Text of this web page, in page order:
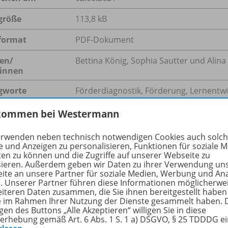
113,8 kB
PDF-Dokument
Bettina König, Sophia Sautter und Alina
Förderdiagnostik, Förderung,
Aufgabe von Grundschullehrkräften ist es, ihre
zu fördern. Angehende Lehrkräfte müssen das dazu
Fähigkeiten erst erwerben. Das Seminar STeP
Wissen direkt auch praktische Anwendung erfährt.
bei Westermann
neben technisch notwendigen Cookies auch
und Anzeigen zu personalisieren, Funktionen für soziale
zu können und die Zugriffe auf unserer Webseite zu
Außerdem geben wir Daten zu ihrer Verwendung
an unsere Partner für soziale Medien, Werbung und
Unserer Partner führen diese Informationen
Daten zusammen, die Sie ihnen bereitgestellt
im Rahmen Ihrer Nutzung der Dienste gesammelt haben.
des Buttons „Alle Akzeptieren“ willigen Sie in diese
gemäß Art. 6 Abs. 1 S. 1 a) DSGVO, § 25 TDDDG